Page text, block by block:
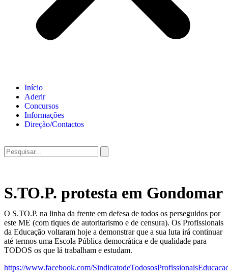
Início
Aderir
Concursos
Informações
Direção/Contactos
S.TO.P. protesta em Gondomar
O S.TO.P. na linha da frente em defesa de todos os perseguidos por
este ME (com tiques de autoritarismo e de censura). Os Profissionais
da Educação voltaram hoje a demonstrar que a sua luta irá continuar
até termos uma Escola Pública democrática e de qualidade para
TODOS os que lá trabalham e estudam.
https://www.facebook.com/